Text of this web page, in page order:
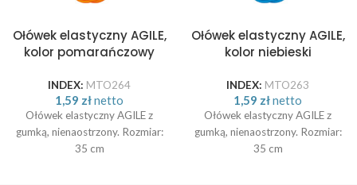
Ołówek elastyczny AGILE,
kolor pomarańczowy
INDEX: MTO264
1,59 złnetto
Ołówek elastyczny AGILE z
gumką, nienaostrzony. Rozmiar:
35 cm
Ołówek elastyczny AGILE,
kolor niebieski
INDEX: MTO263
1,59 złnetto
Ołówek elastyczny AGILE z
gumką, nienaostrzony. Rozmiar:
35 cm